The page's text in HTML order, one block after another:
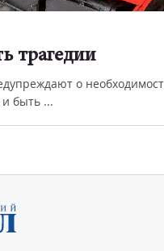
трагедии
о
быть ...